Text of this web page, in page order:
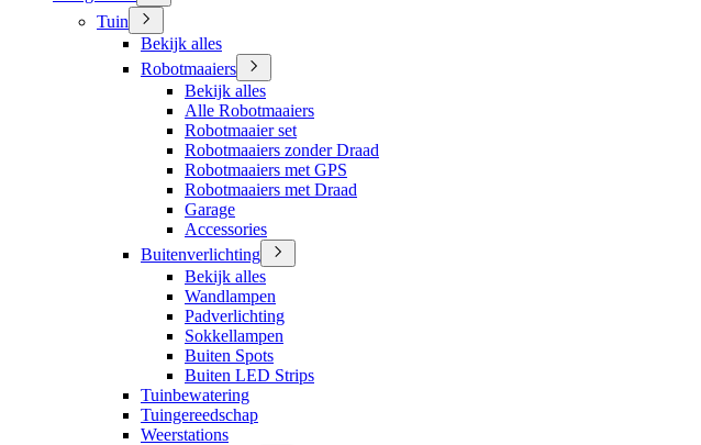
Tuin
Bekijk alles
Robotmaaiers
Bekijk alles
Alle Robotmaaiers
Robotmaaier set
Robotmaaiers zonder Draad
Robotmaaiers met GPS
Robotmaaiers met Draad
Garage
Accessories
Buitenverlichting
Bekijk alles
Wandlampen
Padverlichting
Sokkellampen
Buiten Spots
Buiten LED Strips
Tuinbewatering
Tuingereedschap
Weerstations